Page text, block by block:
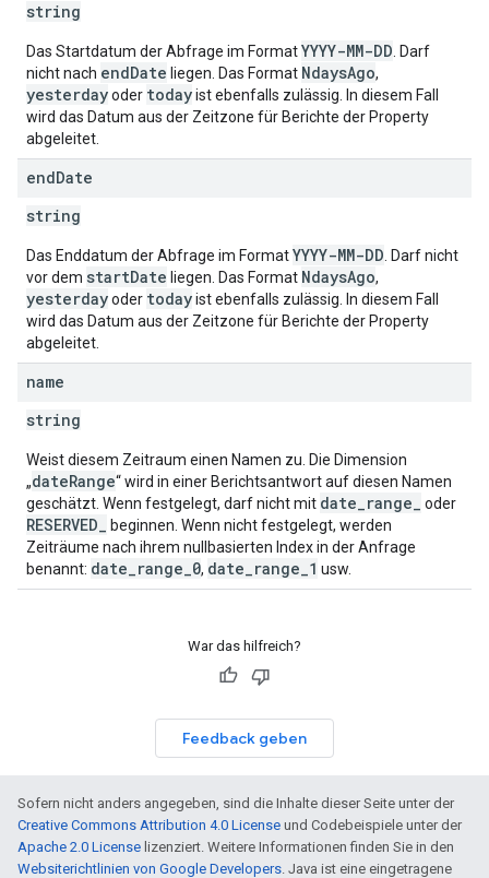
string
Das Startdatum der Abfrage im FormatYYYY-MM-DD . Darf
nicht nach endDate liegen. Das Format NdaysAgo,
yesterdayoder todayist ebenfalls zulässig. In diesem Fall
wird das Datum aus der Zeitzone für Berichte der Property
abgeleitet.
endDate
string
Das Enddatum der Abfrage im FormatYYYY-MM-DD . Darf nicht
vor dem startDate liegen. Das Format NdaysAgo,
yesterdayoder todayist ebenfalls zulässig. In diesem Fall
wird das Datum aus der Zeitzone für Berichte der Property
abgeleitet.
name
string
Weist diesem Zeitraum einen Namen zu. Die Dimension
„dateRange“ wird in einer Berichtsantwort auf diesen Namen
geschätzt. Wenn festgelegt, darf nicht mit date_range_ oder
RESERVED_
beginnen. Wenn nicht festgelegt, werden
Zeiträume nach ihrem nullbasierten Index in der Anfrage
benannt: date_range_0, date_range_1 usw.
War das hilfreich?
Feedback geben
Sofern nicht anders angegeben, sind die Inhalte dieser Seite unter der
Creative Commons Attribution 4.0 License und Codebeispiele unter der
Apache 2.0 License lizenziert. Weitere Informationen finden Sie in den
Websiterichtlinien von Google Developers. Java ist eine eingetragene